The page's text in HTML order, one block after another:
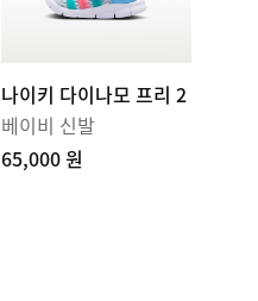
나이키 다이나모 프리 2
베이비 신발
65,000 원